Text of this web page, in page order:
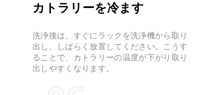
カトラリーを冷ます
洗浄後は、すぐにラックを洗浄機から取り
出し、しばらく放置してください。こうす
ることで、カトラリーの温度が下がり取り
出しやすくなります。